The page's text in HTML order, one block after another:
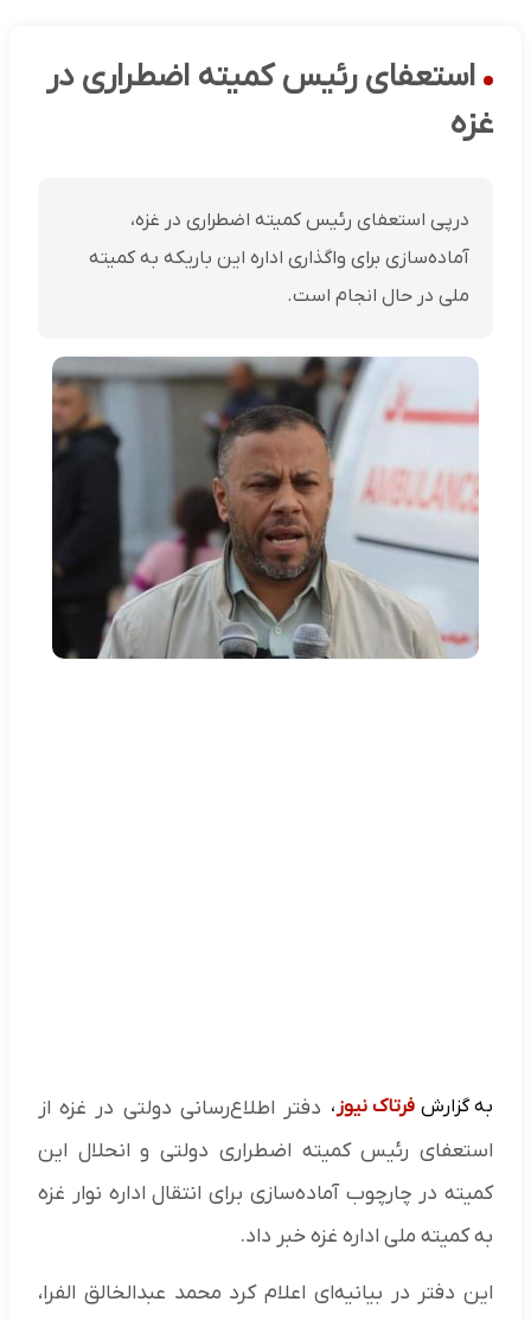
استعفای رئیس کمیته اضطراری در
غزه
درپی استعفای رئیس کمیته اضطراری در غزه،
آماده‌سازی برای واگذاری اداره این باریکه به کمیته
ملی در حال انجام است.
به گزارش فرتاک نیوز ، دفتر اطلاع‌رسانی دولتی در غزه از
استعفای رئیس کمیته اضطراری دولتی و انحلال این
کمیته در چارچوب آماده‌سازی برای انتقال اداره نوار غزه
به کمیته ملی اداره غزه خبر داد.
این دفتر در بیانیه‌ای اعلام کرد محمد عبدالخالق الفرا،